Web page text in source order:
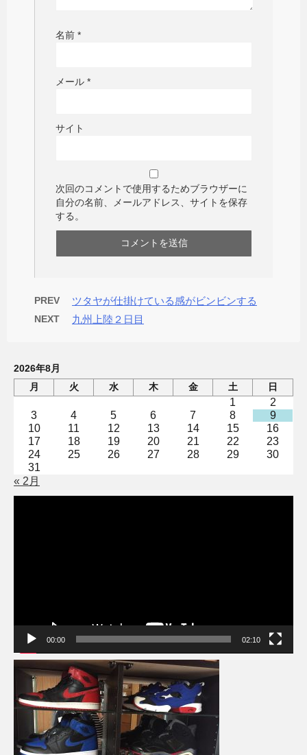
名前 *
メール *
サイト
次回のコメントで使用するためブラウザーに
自分の名前、メールアドレス、サイトを保存
する。
PREV ツタヤが仕掛けている感がビンビンする
NEXT 九州上陸２日目
2026年8月
月
火 水 木 金 土 日
1
2
3
4 5 6 7 8
9
10
11 12 13 14 15
16
17
18 19 20 21 22
23
24
25 26 27 28 29
30
31
« 2月
00:00 02:10